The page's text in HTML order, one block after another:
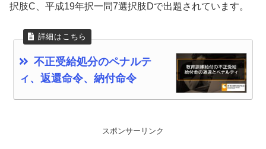
択肢C、平成19年択一問7選択肢Dで出題されています。
不正受給処分のペナルテ
ィ、返還命令、納付命令
スポンサーリンク